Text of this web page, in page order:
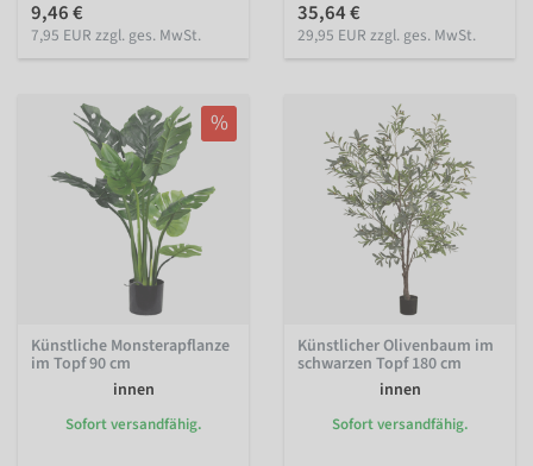
9,46 €
7,95 EUR zzgl. ges. MwSt.
35,64 €
29,95 EUR zzgl. ges. MwSt.
%
Künstliche Monsterapflanze
im Topf 90 cm
innen
Sofort versandfähig.
Künstlicher Olivenbaum im
schwarzen Topf 180 cm
innen
Sofort versandfähig.